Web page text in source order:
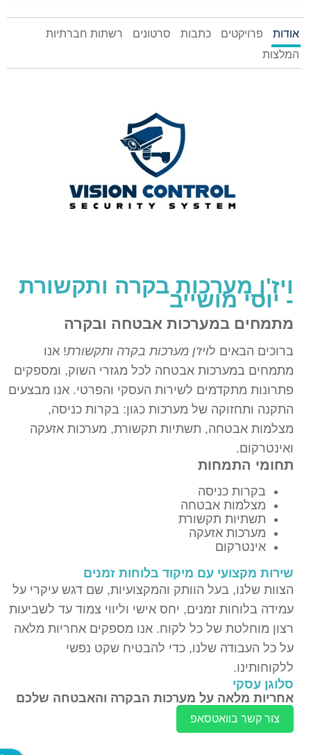
אודות פרויקטים כתבות סרטונים
רשתות חברתיות
המלצות
ויז'ן מערכות בקרה ותקשורת
- יוסי מושייב
מתמחים במערכות אבטחה ובקרה
ברוכים הבאים לויז'ן מערכות בקרה ותקשורת! אנו
מתמחים במערכות אבטחה לכל מגזרי השוק, ומספקים
פתרונות מתקדמים לשירות העסקי והפרטי. אנו מבצעים
התקנה ותחזוקה של מערכות כגון: בקרות כניסה,
מצלמות אבטחה, תשתיות תקשורת, מערכות אזעקה
ואינטרקום.
תחומי התמחות
בקרות כניסה
מצלמות אבטחה
תשתיות תקשורת
מערכות אזעקה
אינטרקום
שירות מקצועי עם מיקוד בלוחות זמנים
הצוות שלנו, בעל הוותק והמקצועיות, שם דגש עיקרי על
עמידה בלוחות זמנים, יחס אישי וליווי צמוד עד לשביעות
רצון מוחלטת של כל לקוח. אנו מספקים אחריות מלאה
על כל העבודה שלנו, כדי להבטיח שקט נפשי
ללקוחותינו.
סלוגן עסקי
אחריות מלאה על מערכות הבקרה והאבטחה שלכם
צור קשר בוואטסאפ